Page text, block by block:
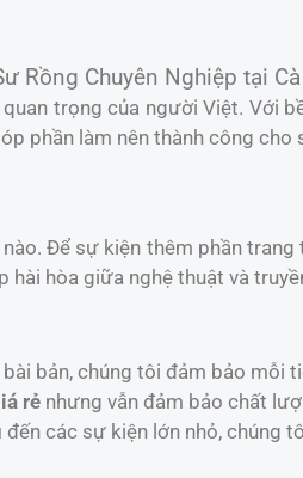
Rồng Chuyên Nghiệp tại
trọng của người Việt. Với
phần làm nên thành công cho
Để sự kiện thêm phần
hòa giữa nghệ thuật và
bản, chúng tôi đảm bảo mỗi
rẻ nhưng vẫn đảm bảo chất
đến các sự kiện lớn nhỏ, chúng